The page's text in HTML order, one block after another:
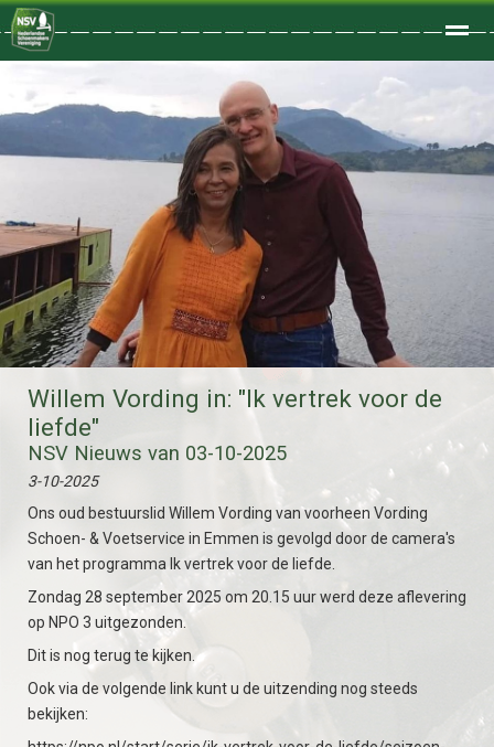
Welkom
Zoeken Foto's
Willem Vording in: "Ik vertrek voor de
liefde"
NSV Nieuws van 03-10-2025
3-10-2025
Ons oud bestuurslid Willem Vording van voorheen Vording
Schoen- & Voetservice in Emmen is gevolgd door de camera's
van het programma Ik vertrek voor de liefde.
Zondag 28 september 2025 om 20.15 uur werd deze aflevering
op NPO 3 uitgezonden.
Dit is nog terug te kijken.
Ook via de volgende link kunt u de uitzending nog steeds
bekijken: